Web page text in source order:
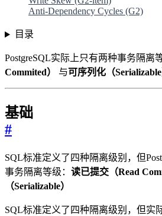
Anti-Dependency Cycles (G2)
目录
PostgreSQL实际上只有两种事务隔离
Commited）
与可序列化（Serializable
基础
#
SQL标准定义了四种隔离级别，但
事务隔离等级： 读已提交（Read
（Serializable）
SQL标准定义了四种隔离级别，但实